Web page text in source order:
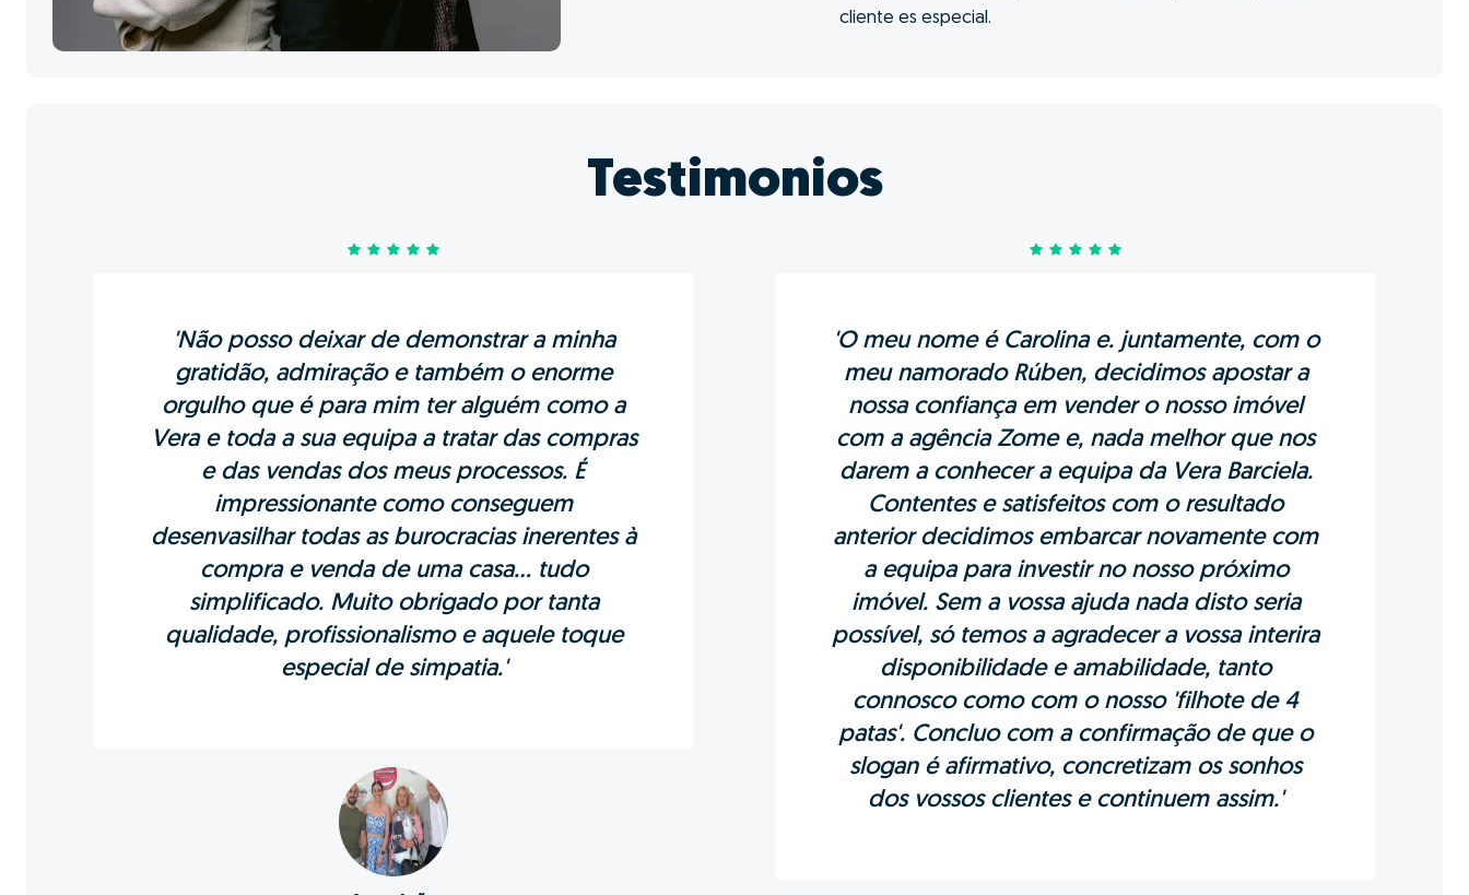
cliente es especial.
Testimonios
'Não posso deixar de demonstrar a minha
gratidão, admiração e também o enorme
orgulho que é para mim ter alguém como a
Vera e toda a sua equipa a tratar das compras
e das vendas dos meus processos. É
impressionante como conseguem
desenvasilhar todas as burocracias inerentes à
compra e venda de uma casa... tudo
simplificado. Muito obrigado por tanta
qualidade, profissionalismo e aquele toque
especial de simpatia.'
'O meu nome é Carolina e. juntamente, com o
meu namorado Rúben, decidimos apostar a
nossa confiança em vender o nosso imóvel
com a agência Zome e, nada melhor que nos
darem a conhecer a equipa da Vera Barciela.
Contentes e satisfeitos com o resultado
anterior decidimos embarcar novamente com
a equipa para investir no nosso próximo
imóvel. Sem a vossa ajuda nada disto seria
possível, só temos a agradecer a vossa interira
disponibilidade e amabilidade, tanto
connosco como com o nosso 'filhote de 4
patas'. Concluo com a confirmação de que o
slogan é afirmativo, concretizam os sonhos
dos vossos clientes e continuem assim.'